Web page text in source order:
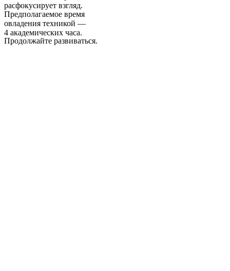
расфокусирует взгляд.
Предполагаемое время
овладения техникой —
4 академических часа.
Продолжайте развиваться.